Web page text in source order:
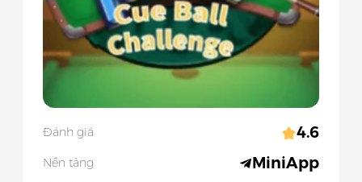
Đánh giá 4.6
Nền tảng MiniApp